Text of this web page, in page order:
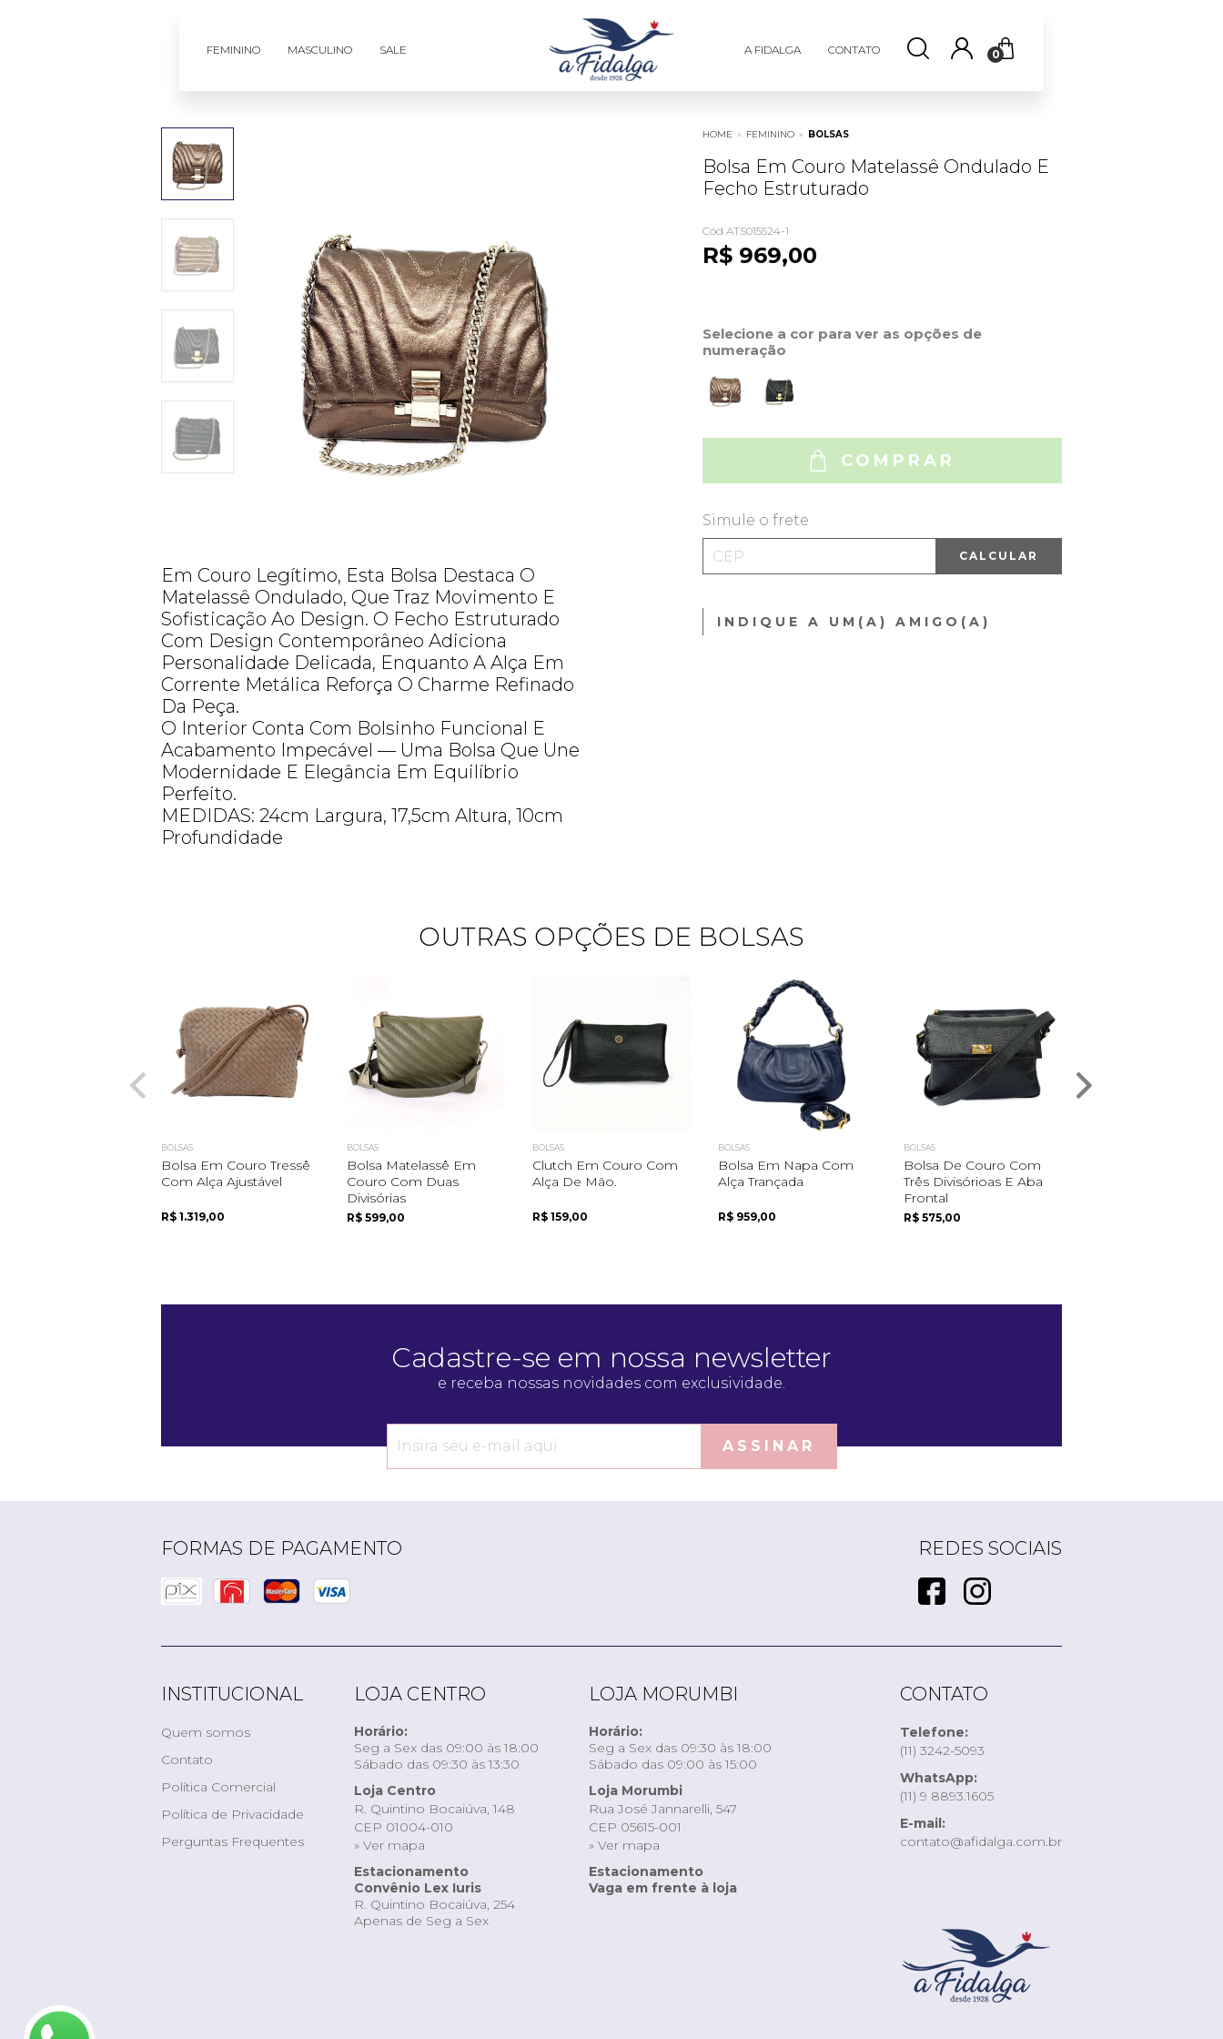
0
FEMININO MASCULINO SALE A FIDALGA CONTATO
Quero me cadastrar
Em Couro Legítimo, Esta Bolsa Destaca O
Matelassê Ondulado, Que Traz Movimento E
Sofisticação Ao Design. O Fecho Estruturado
Com Design Contemporâneo Adiciona
Personalidade Delicada, Enquanto A Alça Em
Corrente Metálica Reforça O Charme Refinado
Da Peça.
O Interior Conta Com Bolsinho Funcional E
Acabamento Impecável — Uma Bolsa Que Une
Modernidade E Elegância Em Equilíbrio
Perfeito.
MEDIDAS: 24cm Largura, 17,5cm Altura, 10cm
Profundidade
HOME » FEMININO » BOLSAS
Bolsa Em Couro Matelassê Ondulado E
Fecho Estruturado
Cód ATS015524-1
R$ 969,00
Selecione a cor para ver as opções de
numeração
COMPRAR
Simule o frete
CALCULAR
INDIQUE A UM(A) AMIGO(A)
OUTRAS OPÇÕES DE BOLSAS
BOLSAS
Bolsa Em Couro Tressê
Com Alça Ajustável
R$ 1.319,00
BOLSAS
Bolsa Matelassê Em
Couro Com Duas
Divisórias
R$ 599,00
BOLSAS
Clutch Em Couro Com
Alça De Mão.
R$ 159,00
BOLSAS
Bolsa Em Napa Com
Alça Trançada
R$ 959,00
BOLSAS
Bolsa De Couro Com
Três Divisórioas E Aba
Frontal
R$ 575,00
Cadastre-se em nossa newsletter
e receba nossas novidades com exclusividade.
ASSINAR
FORMAS DE PAGAMENTO REDES SOCIAIS
INSTITUCIONAL
Quem somos
Contato
Política Comercial
Política de Privacidade
Perguntas Frequentes
LOJA CENTRO
Horário:
Seg a Sex das 09:00 às 18:00
Sábado das 09:30 às 13:30
Loja Centro
R. Quintino Bocaiúva, 148
CEP 01004-010
» Ver mapa
Estacionamento
Convênio Lex Iuris
R. Quintino Bocaiúva, 254
Apenas de Seg a Sex
LOJA MORUMBI
Horário:
Seg a Sex das 09:30 às 18:00
Sábado das 09:00 às 15:00
Loja Morumbi
Rua José Jannarelli, 547
CEP 05615-001
» Ver mapa
Estacionamento
Vaga em frente à loja
CONTATO
Telefone:
(11) 3242-5093
WhatsApp:
(11) 9 8893.1605
E-mail:
contato@afidalga.com.br